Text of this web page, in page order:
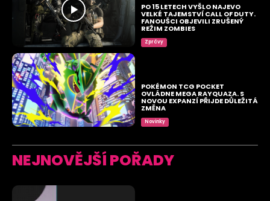
PO 15 LETECH VYŠLO NAJEVO
VELKÉ TAJEMSTVÍ CALL OF DUTY.
FANOUŠCI OBJEVILI ZRUŠENÝ
REŽIM ZOMBIES
Zprávy
POKÉMON TCG POCKET
OVLÁDNE MEGA RAYQUAZA. S
NOVOU EXPANZÍ PŘIJDE DŮLEŽITÁ
ZMĚNA
Novinky
NEJNOVĚJŠÍ POŘADY